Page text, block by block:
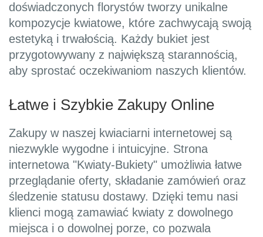
doświadczonych florystów tworzy unikalne
kompozycje kwiatowe, które zachwycają swoją
estetyką i trwałością. Każdy bukiet jest
przygotowywany z największą starannością,
aby sprostać oczekiwaniom naszych klientów.
Łatwe i Szybkie Zakupy Online
Zakupy w naszej kwiaciarni internetowej są
niezwykle wygodne i intuicyjne. Strona
internetowa "Kwiaty-Bukiety" umożliwia łatwe
przeglądanie oferty, składanie zamówień oraz
śledzenie statusu dostawy. Dzięki temu nasi
klienci mogą zamawiać kwiaty z dowolnego
miejsca i o dowolnej porze, co pozwala